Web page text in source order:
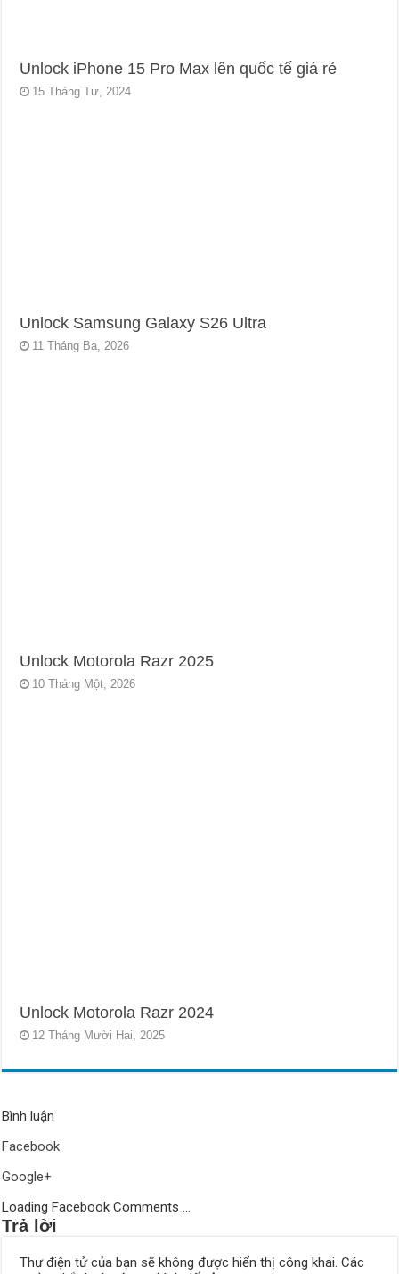
Unlock iPhone 15 Pro Max lên quốc tế giá rẻ
15 Tháng Tư, 2024
Unlock Samsung Galaxy S26 Ultra
11 Tháng Ba, 2026
Unlock Motorola Razr 2025
10 Tháng Một, 2026
Unlock Motorola Razr 2024
12 Tháng Mười Hai, 2025
Bình luận
Facebook
Google+
Loading Facebook Comments ...
Trả lời
Thư điện tử của bạn sẽ không được hiển thị công khai. Các